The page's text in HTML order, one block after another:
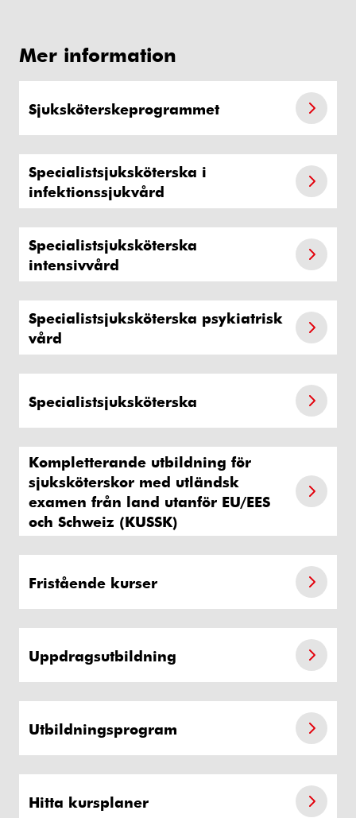
Mer information
Sjuksköterskeprogrammet
Specialistsjuksköterska i
infektionssjukvård
Specialistsjuksköterska
intensivvård
Specialistsjuksköterska psykiatrisk
vård
Specialistsjuksköterska
Kompletterande utbildning för
sjuksköterskor med utländsk
examen från land utanför EU/EES
och Schweiz (KUSSK)
Fristående kurser
Uppdragsutbildning
Utbildningsprogram
Hitta kursplaner